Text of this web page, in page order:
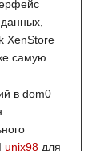
XenStore
самую
в dom0
unix98 для